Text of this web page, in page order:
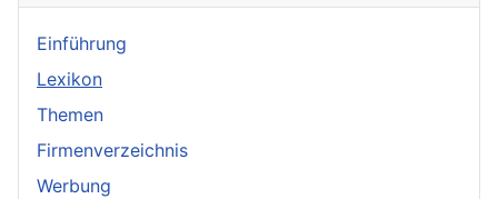
Einführung
Lexikon
Themen
Firmenverzeichnis
Werbung